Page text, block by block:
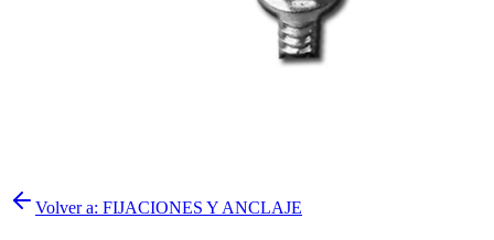
Volver a: FIJACIONES Y ANCLAJE